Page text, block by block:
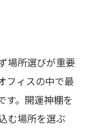
場所選びが重要
フィスの中で最
す。開運神棚を
む場所を選ぶ